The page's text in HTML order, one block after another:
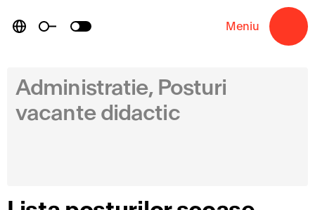
content
Meniu
Administratie, Posturi
vacante didactic